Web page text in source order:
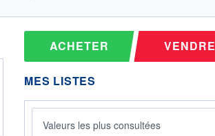
ACHETER VENDRE
MES LISTES
Valeurs les plus consultées